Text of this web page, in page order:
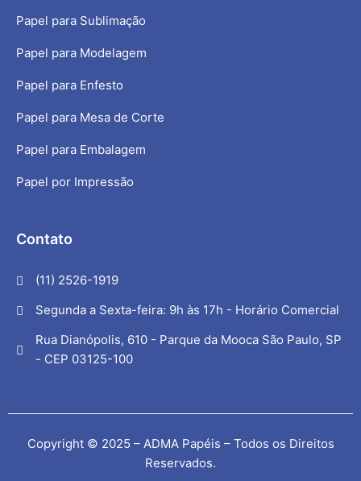
Papel para Sublimação
Papel para Modelagem
Papel para Enfesto
Papel para Mesa de Corte
Papel para Embalagem
Papel por Impressão
Contato
(11) 2526-1919
Segunda a Sexta-feira: 9h às 17h - Horário Comercial
Rua Dianópolis, 610 - Parque da Mooca São Paulo, SP
- CEP 03125-100
Copyright © 2025 – ADMA Papéis – Todos os Direitos
Reservados.